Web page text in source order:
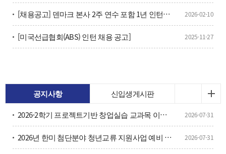
[채용공고] 덴마크 본사 2주 연수 포함 1년 인턴과정 수료 후 즉시 채용 예정 2026-02-10
[미국선급협회(ABS) 인턴 채용 공고] 2025-11-27
공지사항
신입생게시판
2026-2학기 프로젝트기반 창업실습 교과목 이수구분변경 신청 안내
2026-07-31
2026년 한미 첨단분야 청년교류 지원사업 예비 장학생 선발 안내 2026-07-31